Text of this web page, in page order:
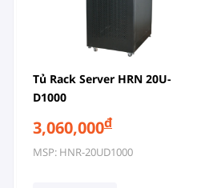
Tủ Rack Server HRN 20U-
D1000
3,060,000đ
MSP: HNR-20UD1000